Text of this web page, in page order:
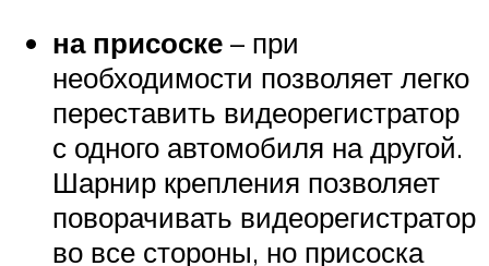
на присоске – при
необходимости позволяет легко
переставить видеорегистратор
с одного автомобиля на другой.
Шарнир крепления позволяет
поворачивать видеорегистратор
во все стороны, но присоска